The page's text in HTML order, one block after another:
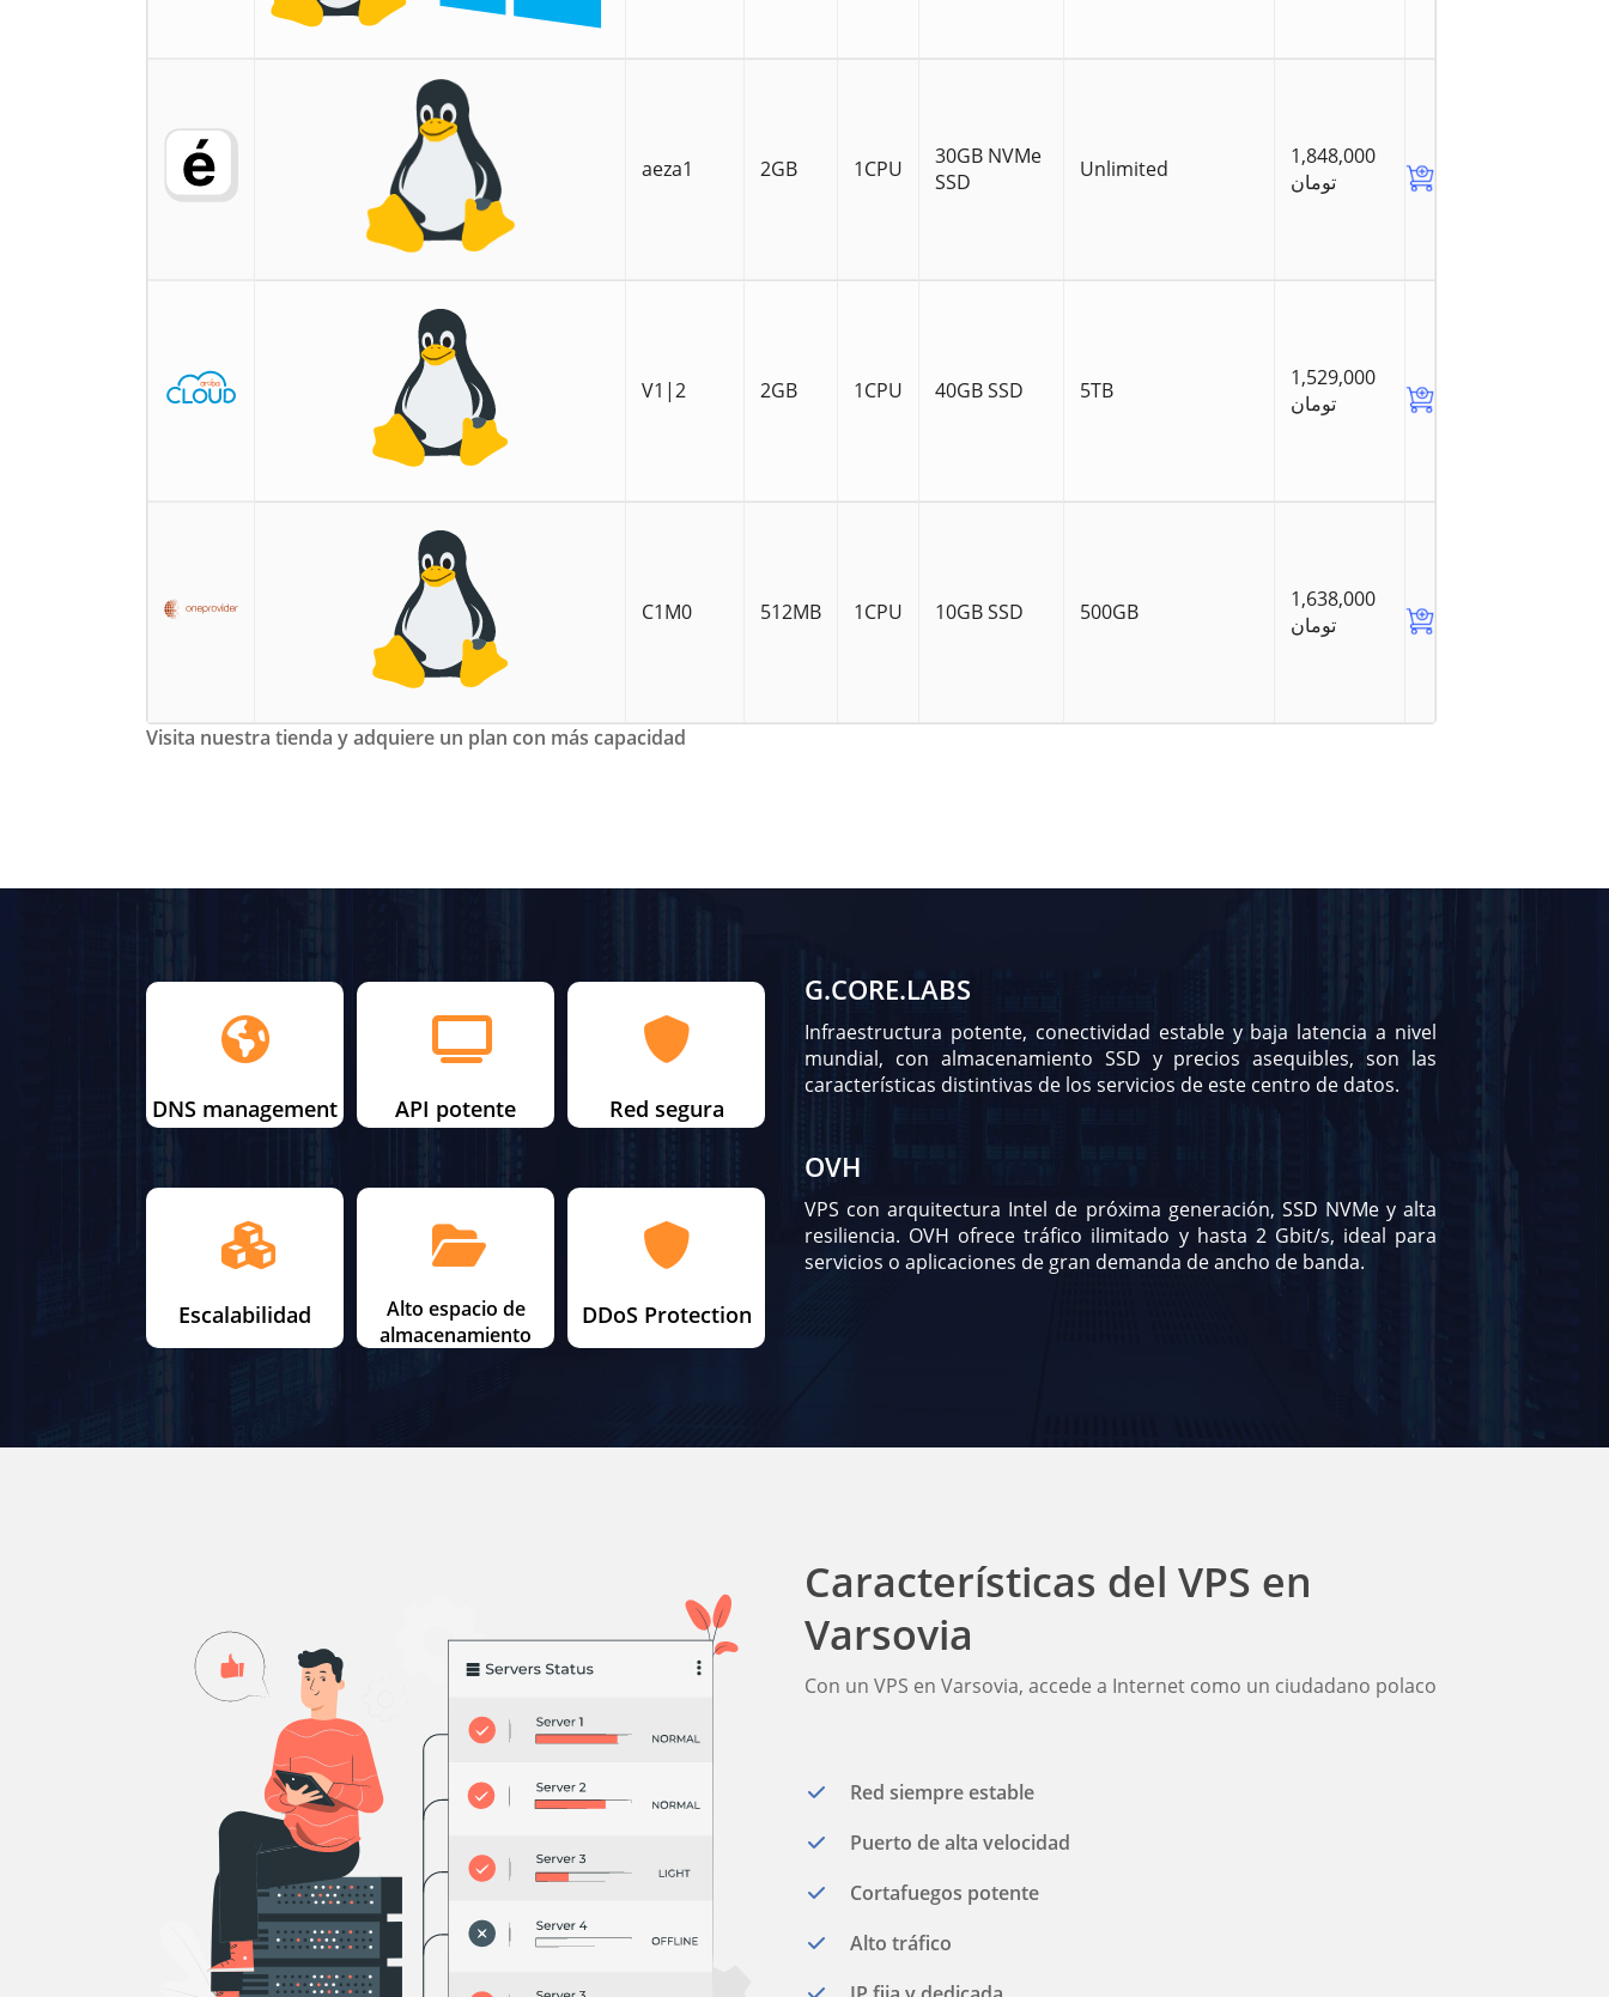
aeza1 2GB 1CPU
30GB NVMe
SSD
Unlimited
1,848,000
تومان
V1|2 2GB 1CPU 40GB SSD 5TB
1,529,000
تومان
C1M0 512MB 1CPU 10GB SSD 500GB
1,638,000
تومان
Visita nuestra tienda y adquiere un plan con más capacidad
DNS management API potente Red segura
Escalabilidad
Alto espacio de
almacenamiento
DDoS Protection
G.CORE.LABS
Infraestructura potente, conectividad estable y baja latencia a nivel
mundial, con almacenamiento SSD y precios asequibles, son las
características distintivas de los servicios de este centro de datos.
OVH
VPS con arquitectura Intel de próxima generación, SSD NVMe y alta
resiliencia. OVH ofrece tráfico ilimitado y hasta 2 Gbit/s, ideal para
servicios o aplicaciones de gran demanda de ancho de banda.
Características del VPS en
Varsovia
Con un VPS en Varsovia, accede a Internet como un ciudadano polaco
Red siempre estable
Puerto de alta velocidad
Cortafuegos potente
Alto tráfico